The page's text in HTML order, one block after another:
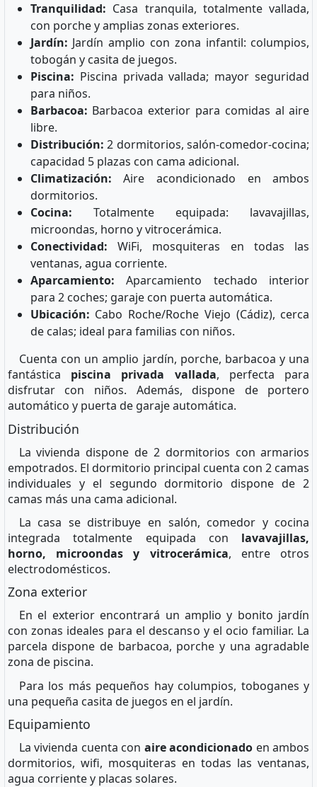
Tranquilidad: Casa tranquila, totalmente vallada,
con porche y amplias zonas exteriores.
Jardín: Jardín amplio con zona infantil: columpios,
tobogán y casita de juegos.
Piscina: Piscina privada vallada; mayor seguridad
para niños.
Barbacoa: Barbacoa exterior para comidas al aire
libre.
Distribución: 2 dormitorios, salón-comedor-cocina;
capacidad 5 plazas con cama adicional.
Climatización: Aire acondicionado en ambos
dormitorios.
Cocina: Totalmente equipada: lavavajillas,
microondas, horno y vitrocerámica.
Conectividad: WiFi, mosquiteras en todas las
ventanas, agua corriente.
Aparcamiento: Aparcamiento techado interior
para 2 coches; garaje con puerta automática.
Ubicación: Cabo Roche/Roche Viejo (Cádiz), cerca
de calas; ideal para familias con niños.
Cuenta con un amplio jardín, porche, barbacoa y una
fantástica piscina privada vallada, perfecta para
disfrutar con niños. Además, dispone de portero
automático y puerta de garaje automática.
Distribución
La vivienda dispone de 2 dormitorios con armarios
empotrados. El dormitorio principal cuenta con 2 camas
individuales y el segundo dormitorio dispone de 2
camas más una cama adicional.
La casa se distribuye en salón, comedor y cocina
integrada totalmente equipada con lavavajillas,
horno, microondas y vitrocerámica, entre otros
electrodomésticos.
Zona exterior
En el exterior encontrará un amplio y bonito jardín
con zonas ideales para el descanso y el ocio familiar. La
parcela dispone de barbacoa, porche y una agradable
zona de piscina.
Para los más pequeños hay columpios, toboganes y
una pequeña casita de juegos en el jardín.
Equipamiento
La vivienda cuenta con aire acondicionado en ambos
dormitorios, wifi, mosquiteras en todas las ventanas,
agua corriente y placas solares.